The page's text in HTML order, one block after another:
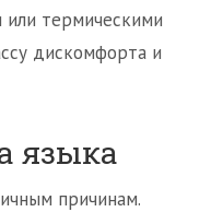
термическими
дискомфорта и
языка
причинам.